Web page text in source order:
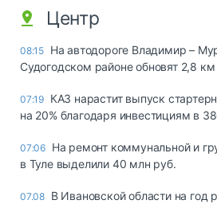
Центр
08:15 На автодороге Владимир –
Судогодском районе обновят 2,8 км
07:19 КАЗ нарастит выпуск
на 20% благодаря инвестициям в
07:06 На ремонт коммунальной и
в Туле выделили 40 млн руб.
07.08 В Ивановской области на год